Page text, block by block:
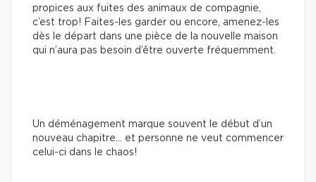
propices aux fuites des animaux de compagnie,
c’est trop! Faites-les garder ou encore, amenez-les
dès le départ dans une pièce de la nouvelle maison
qui n’aura pas besoin d’être ouverte fréquemment.
Un déménagement marque souvent le début d’un
nouveau chapitre… et personne ne veut commencer
celui-ci dans le chaos!